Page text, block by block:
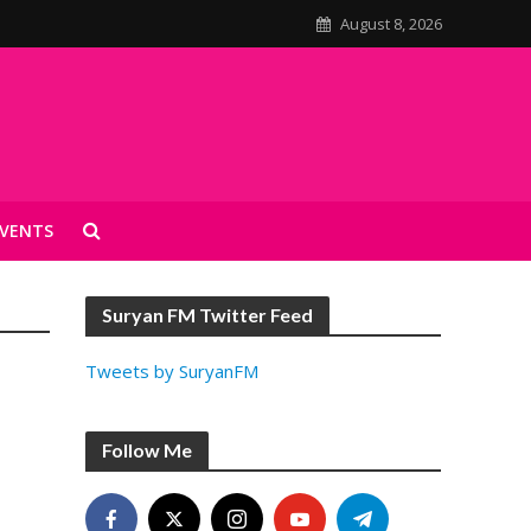
August 8, 2026
Suryan FM Twitter Feed
Tweets by SuryanFM
Follow Me